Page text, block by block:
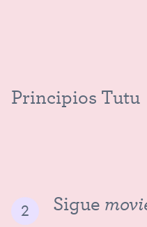
Principios Tutu
Sigue